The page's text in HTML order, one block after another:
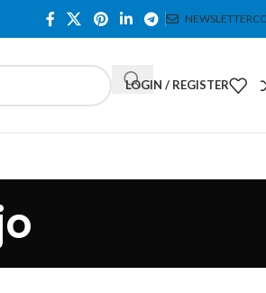
NEWSLETTER
LOGIN / REGISTER